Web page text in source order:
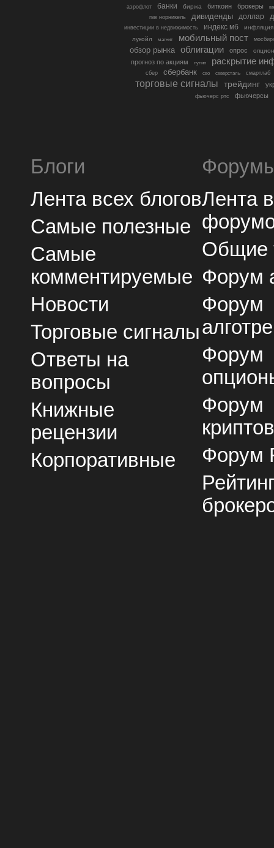
аэрофлот банки биржа биткоин брокеры
гмк норникель
дивиденды доллар
инвестиции в недвижимость индекс мб
инфляция
лукойл
магнит мобильный пост
обзор рынка облигации опрос
прогноз по акциям путин раскрытие
сбер сбербанк сво северсталь смартлаб
торговые сигналы трейдинг
фьючерс ртс фьючерсы
Блоги
Лента всех блогов
Самые полезные
Самые
комментируемые
Новости
Торговые сигналы
Ответы на
вопросы
Книжные
рецензии
Корпоративные
Лента
Общие
Форум
Форум
Форум
Форум
Форум